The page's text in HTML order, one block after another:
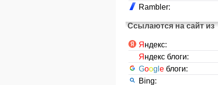
Rambler:
Ссылаются на сайт из
Я ндекс:
Я ндекс блоги:
Googl e блоги:
Bing: